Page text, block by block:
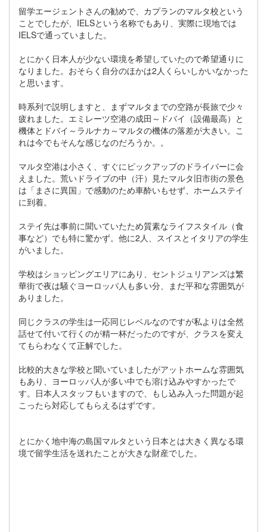
留学エージェントさんの勧めで、カプランのマルタ校という
ことでしたが、IELSという名称でもあり、実際に現地では
IELSで通っていました。
とにかく日本人が少ない環境を希望していたので希望通りに
なりました。おそらく自分のほかは2人くらいしかいなかった
と思います。
時系列で説明しますと、まずマルタまでの空路が長旅で少々
疲れました。エミレーツ空港の成田～ドバイ（設備最高）と
機体とドバイ～ラルナカ～マルタの機体の落差が大きい。こ
れは今でもそんな感じなのだろうか。。
マルタ空港は小さく、すぐにピックアップのドライバーに会
えました。荒いドライブの中（汗）見たマルタ旧市街の景色
は「まさに異国」で感動のため車酔いもせず、ホームステイ
に到着。
ステイ先は事前に聞いていたため質素なライフスタイル（食
事など）でも特に驚かず。他に2人、スイスとイタリアの学生
がいました。
学校はショッピングエリアにあり、セントジュリアンズは繁
華街で夜は騒ぐヨーロッパ人も多い分、まだ平和な雰囲気が
ありました。
同じクラスの学生は一応同じレベルなのですが私よりは全然
話せて付いて行くのが精一杯だったのですが、クラスを変え
てもらわなくて正解でした。
比較的大きな学校と聞いていましたがアットホームな雰囲気
もあり、ヨーロッパ人が多い中でも溶け込みやすかったで
す。日本人スタッフもいますので、もし込み入った問題が起
こったら対応してもらえるはずです。
とにかく地中海の島国マルタという日本とは大きく異なる環
境で留学生活を送れたことが大きな財産でした。